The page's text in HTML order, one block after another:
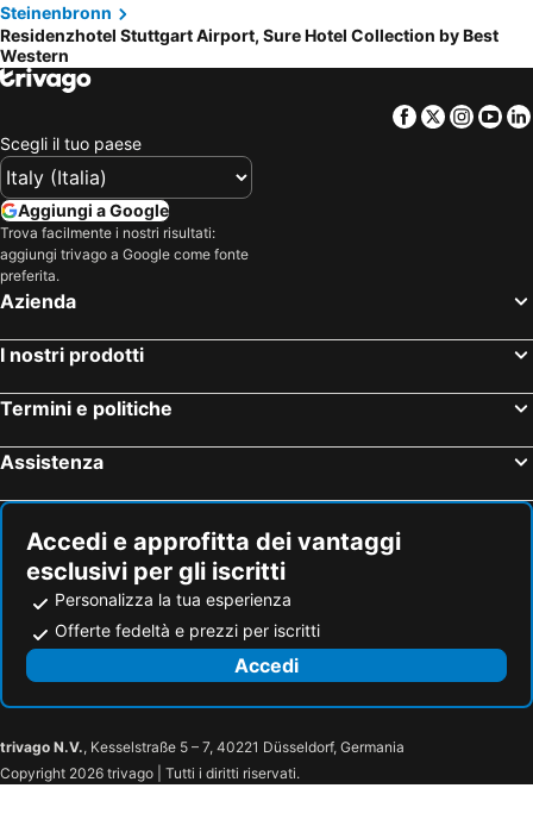
Steinenbronn
Residenzhotel Stuttgart Airport, Sure Hotel Collection by Best
Western
Facebook
Twitter
Scegli il tuo paese
Aggiungi a Google
Trova facilmente i nostri risultati:
aggiungi trivago a Google come fonte
preferita.
Azienda
I nostri prodotti
Termini e politiche
Assistenza
Accedi e approfitta dei vantaggi
esclusivi per gli iscritti
Personalizza la tua esperienza
Offerte fedeltà e prezzi per iscritti
Accedi
trivago N.V., Kesselstraße 5 – 7, 40221 Düsseldorf, Germania
Copyright 2026 trivago | Tutti i diritti riservati.